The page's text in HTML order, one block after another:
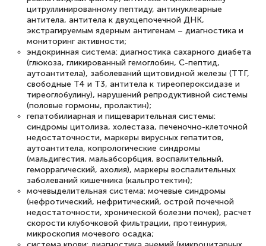
цитруллинированному пептиду, антинуклеарные
антитела, антитела к двухцепочечной ДНК,
экстрагируемым ядерным антигенам – диагностика и
мониторинг активности;
эндокринная система: диагностика сахарного диабета
(глюкоза, гликированный гемоглобин, С-пептид,
аутоантитела), заболеваний щитовидной железы (ТТГ,
свободные Т4 и Т3, антитела к тиреопероксидазе и
тиреоглобулину), нарушений репродуктивной системы
(половые гормоны, пролактин);
гепатобилиарная и пищеварительная системы:
синдромы цитолиза, холестаза, печеночно-клеточной
недостаточности, маркеры вирусных гепатитов,
аутоантитела, копрологические синдромы
(мальдигестия, мальабсорбция, воспалительный,
геморрагический, ахолия), маркеры воспалительных
заболеваний кишечника (кальпротектин);
мочевыделительная система: мочевые синдромы
(нефротический, нефритический, острой почечной
недостаточности, хронической болезни почек), расчет
скорости клубочковой фильтрации, протеинурия,
микроскопия мочевого осадка;